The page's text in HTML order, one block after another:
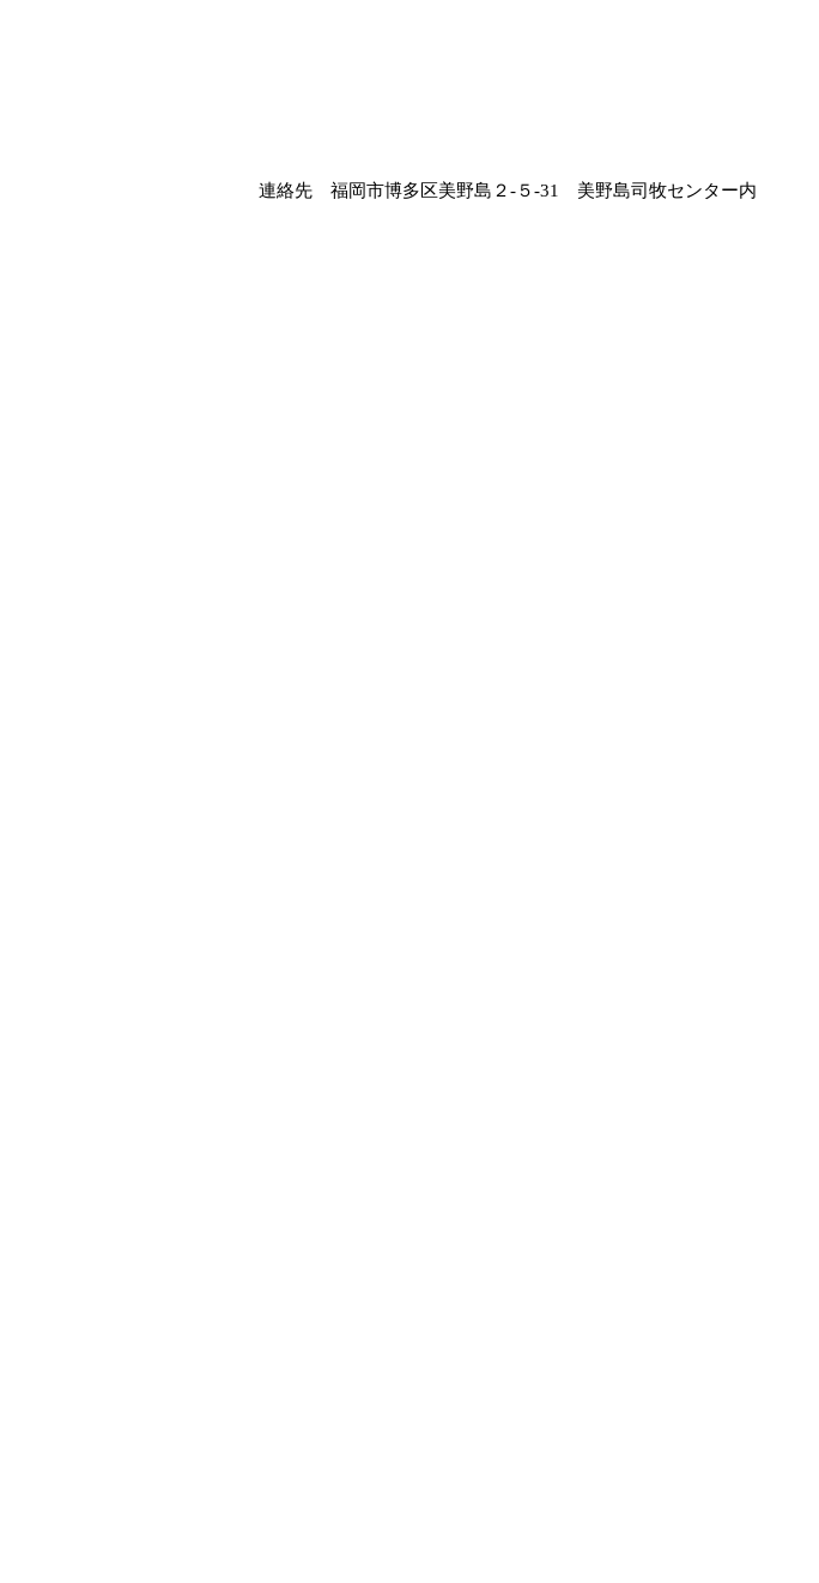
連絡先 福岡市博多区美野島２-５-31 美野島司牧センター内